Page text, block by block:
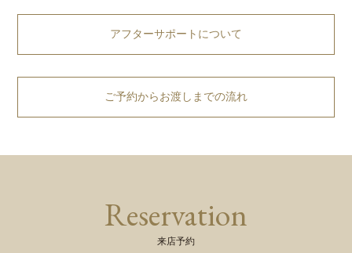
アフターサポートについて
ご予約からお渡しまでの流れ
Reservation
来店予約